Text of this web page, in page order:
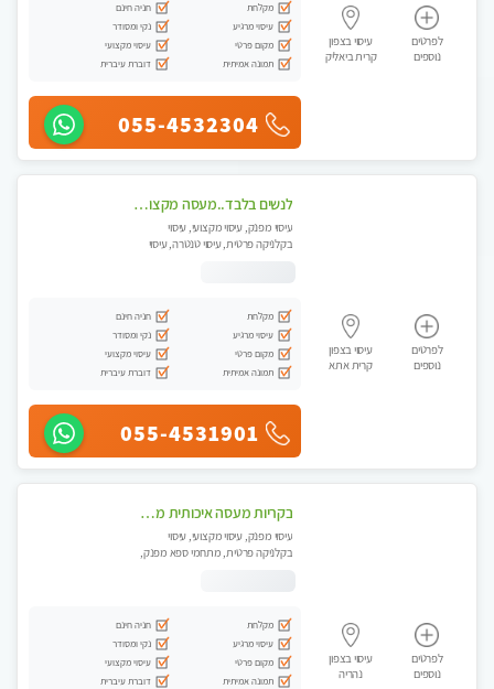
לפרטים
נוספים
עיסוי בצפון
קרית ביאליק
מקלחת
חניה חינם
עיסוי מרגיע
נקי ומסודר
מקום פרטי
עיסוי מקצועי
תמונה אמיתית
דוברת עיברית
055-4532304
לפרטים
נוספים
עיסוי בצפון
קרית אתא
לנשים בלבד..מעסה מקצועי לנשים בלבד לעיסוי מרגיע ומפנק VIP-מומלץ לחלוטין! פרטי! ​​​​​​
עיסוי מפנק, עיסוי מקצועי, עיסוי
בקלניקה פרטית, עיסוי טנטרה, עיסוי
מקלחת
חניה חינם
עיסוי מרגיע
נקי ומסודר
מקום פרטי
עיסוי מקצועי
תמונה אמיתית
דוברת עיברית
055-4531901
לפרטים
נוספים
עיסוי בצפון
נהריה
בקריות מעסה איכותית מפנקת ומקצועית עיסוי חלומי ..... ללא מין !!
עיסוי מפנק, עיסוי מקצועי, עיסוי
בקלניקה פרטית, מתחמי ספא מפנק,
מקלחת
חניה חינם
עיסוי מרגיע
נקי ומסודר
מקום פרטי
עיסוי מקצועי
תמונה אמיתית
דוברת עיברית